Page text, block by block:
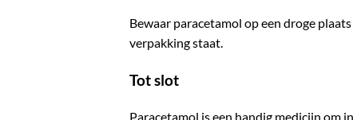
Bewaar paracetamol op een droge
verpakking staat.
Tot slot
Paracetamol is een handig medicijn om